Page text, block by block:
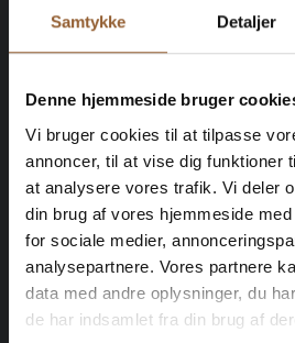
Samtykke Detaljer
Denne hjemmeside bruger
Vi bruger cookies til at tilpasse
annoncer, til at vise dig funktioner
at analysere vores trafik. Vi deler
din brug af vores hjemmeside
for sociale medier,
analysepartnere. Vores partnere
data med andre oplysninger, du
de har indsamlet fra din brug af
Café
Sie können Ihr Lunchpaket zu
Wenn Sie während Ihres
Durst oder Hunger bekommen,
zu verzweifeln. Das Café des
bietet eine vielfältige Auswahl
Getränken sowie leckere
natürlich auch etwas für den
Wenn Sie ein Andenken an
Hause nehmen möchten, hilft